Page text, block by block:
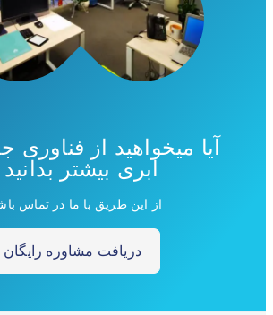
آیا میخواهید از فناوری
ابری بیشتر
از این طریق با ما در تماس
دریافت مشاوره رایگان